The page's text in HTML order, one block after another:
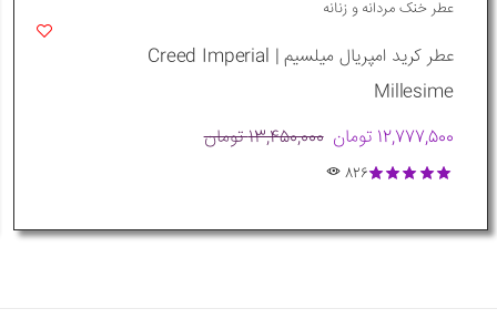
عطر خنک مردانه و زنانه
عطر کرید امپریال میلسیم | Creed Imperial
Millesime
12,777,500 تومان
13,450,000 تومان
826